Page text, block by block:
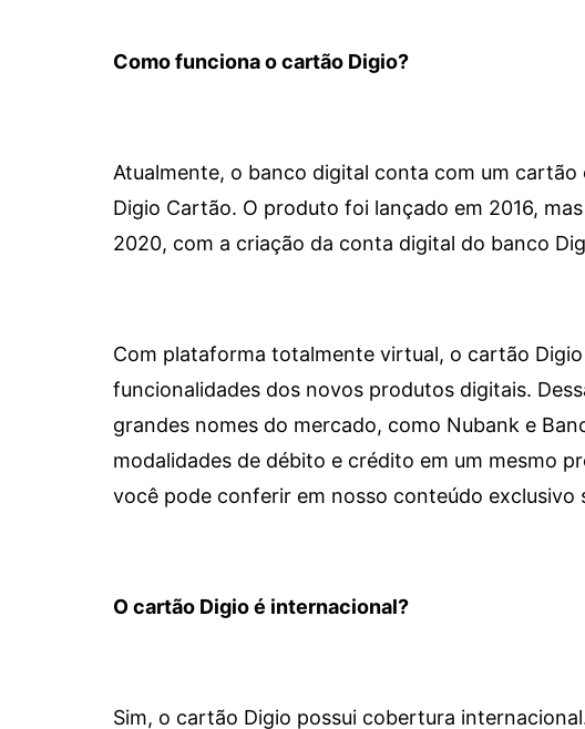
Como funciona o cartão Digio?
Atualmente, o banco digital conta com um
Digio Cartão. O produto foi lançado em 2016,
2020, com a criação da conta digital do banco
Com plataforma totalmente virtual, o cartão
funcionalidades dos novos produtos digitais.
grandes nomes do mercado, como Nubank e
modalidades de débito e crédito em um mesmo
você pode conferir em nosso conteúdo exclusivo
O cartão Digio é internacional?
Sim, o cartão Digio possui cobertura